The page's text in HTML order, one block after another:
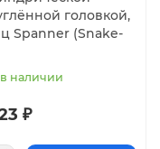
головкой,
Spanner (Snake-
в наличии
₽